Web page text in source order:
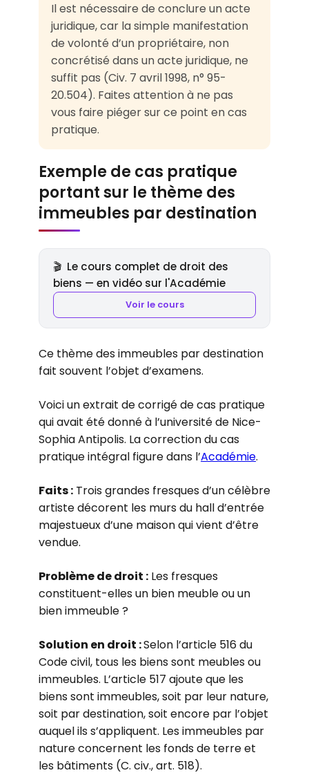
Il est nécessaire de conclure un acte
juridique, car la simple manifestation
de volonté d’un propriétaire, non
concrétisé dans un acte juridique, ne
suffit pas (Civ. 7 avril 1998, n° 95-
20.504). Faites attention à ne pas
vous faire piéger sur ce point en cas
pratique.
Exemple de cas pratique
portant sur le thème des
immeubles par destination
🎬 Le cours complet de droit des
biens — en vidéo sur l'Académie
Voir le cours
Ce thème des immeubles par destination
fait souvent l’objet d’examens.
Voici un extrait de corrigé de cas pratique
qui avait été donné à l’université de Nice-
Sophia Antipolis. La correction du cas
pratique intégral figure dans l’Académie.
Faits : Trois grandes fresques d’un célèbre
artiste décorent les murs du hall d’entrée
majestueux d’une maison qui vient d’être
vendue.
Problème de droit : Les fresques
constituent-elles un bien meuble ou un
bien immeuble ?
Solution en droit :Selon l’article 516 du
Code civil, tous les biens sont meubles ou
immeubles. L’article 517 ajoute que les
biens sont immeubles, soit par leur nature,
soit par destination, soit encore par l’objet
auquel ils s’appliquent. Les immeubles par
nature concernent les fonds de terre et
les bâtiments (C. civ., art. 518).